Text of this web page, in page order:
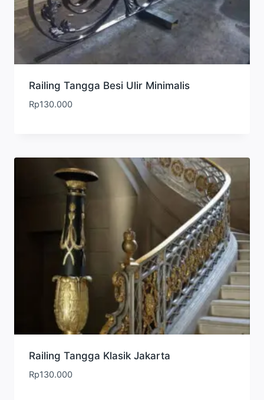
Railing Tangga Besi Ulir Minimalis
Rp130.000
Railing Tangga Klasik Jakarta
Rp130.000